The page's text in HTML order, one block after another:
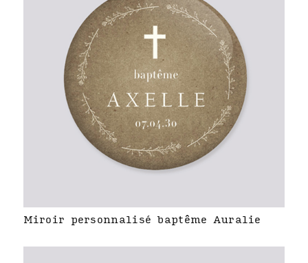
Miroir personnalisé baptême Auralie